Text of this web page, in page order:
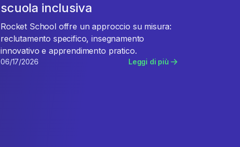
scuola inclusiva
Rocket School offre un approccio su misura:
reclutamento specifico, insegnamento
innovativo e apprendimento pratico.
06/17/2026 Leggi di più